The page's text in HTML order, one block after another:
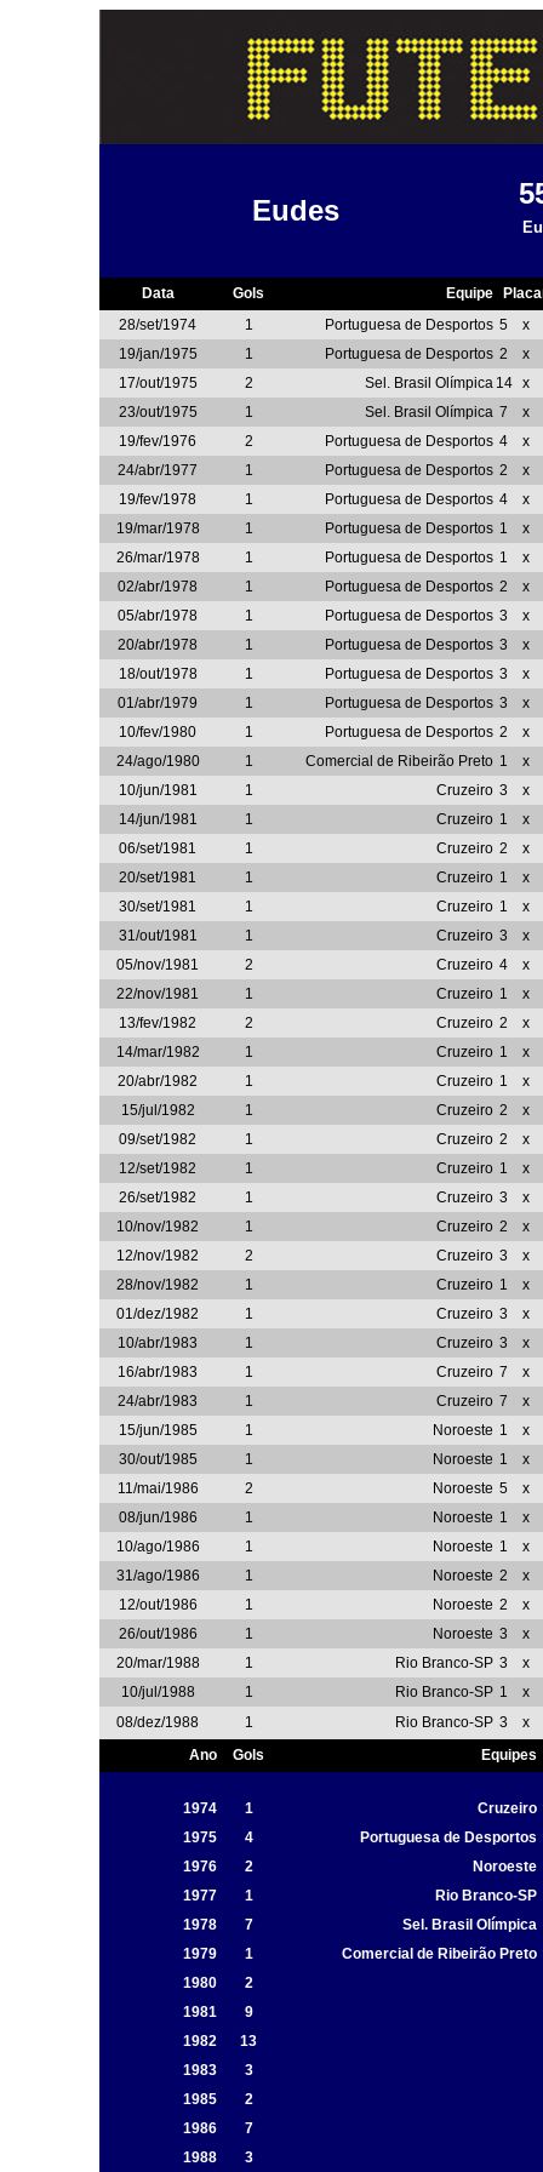
Eudes
Data Gols Equipe
28/set/1974
1 Portuguesa de Desportos 5
x
19/jan/1975
1 Portuguesa de Desportos 2
x
17/out/1975
2 Sel. Brasil Olímpica 14
x
23/out/1975
1 Sel. Brasil Olímpica 7
x
19/fev/1976
2 Portuguesa de Desportos 4
x
24/abr/1977
1 Portuguesa de Desportos 2
x
19/fev/1978
1 Portuguesa de Desportos 4
x
19/mar/1978
1 Portuguesa de Desportos 1
x
26/mar/1978
1 Portuguesa de Desportos 1
x
02/abr/1978
1 Portuguesa de Desportos 2
x
05/abr/1978
1 Portuguesa de Desportos 3
x
20/abr/1978
1 Portuguesa de Desportos 3
x
18/out/1978
1 Portuguesa de Desportos 3
x
01/abr/1979
1 Portuguesa de Desportos 3
x
10/fev/1980
1 Portuguesa de Desportos 2
x
24/ago/1980
1 Comercial de Ribeirão Preto 1
x
10/jun/1981
1 Cruzeiro 3
x
14/jun/1981
1 Cruzeiro 1
x
06/set/1981
1 Cruzeiro 2
x
20/set/1981
1 Cruzeiro 1
x
30/set/1981
1 Cruzeiro 1
x
31/out/1981
1 Cruzeiro 3
x
05/nov/1981
2 Cruzeiro 4
x
22/nov/1981
1 Cruzeiro 1
x
13/fev/1982
2 Cruzeiro 2
x
14/mar/1982
1 Cruzeiro 1
x
20/abr/1982
1 Cruzeiro 1
x
15/jul/1982
1 Cruzeiro 2
x
09/set/1982
1 Cruzeiro 2
x
12/set/1982
1 Cruzeiro 1
x
26/set/1982
1 Cruzeiro 3
x
10/nov/1982
1 Cruzeiro 2
x
12/nov/1982
2 Cruzeiro 3
x
28/nov/1982
1 Cruzeiro 1
x
01/dez/1982
1 Cruzeiro 3
x
10/abr/1983
1 Cruzeiro 3
x
16/abr/1983
1 Cruzeiro 7
x
24/abr/1983
1 Cruzeiro 7
x
15/jun/1985
1 Noroeste 1
x
30/out/1985
1 Noroeste 1
x
11/mai/1986
2 Noroeste 5
x
08/jun/1986
1 Noroeste 1
x
10/ago/1986
1 Noroeste 1
x
31/ago/1986
1 Noroeste 2
x
12/out/1986
1 Noroeste 2
x
26/out/1986
1 Noroeste 3
x
20/mar/1988
1 Rio Branco-SP 3
x
10/jul/1988
1 Rio Branco-SP 1
x
08/dez/1988
1 Rio Branco-SP 3
x
Ano
Gols Equipes
1974 1
Cruzeiro
1975
4
Portuguesa de Desportos
1976
2
Noroeste
1977
1
Rio Branco-SP
1978
7
Sel. Brasil Olímpica
1979
1
Comercial de Ribeirão Preto
1980
2
1981
9
1982
13
1983
3
1985
2
1986
7
1988
3